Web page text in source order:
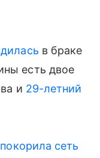
в браке
есть двое
и 29-летний
покорила сеть